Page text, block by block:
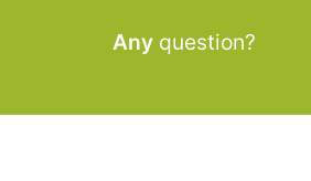
Any question?